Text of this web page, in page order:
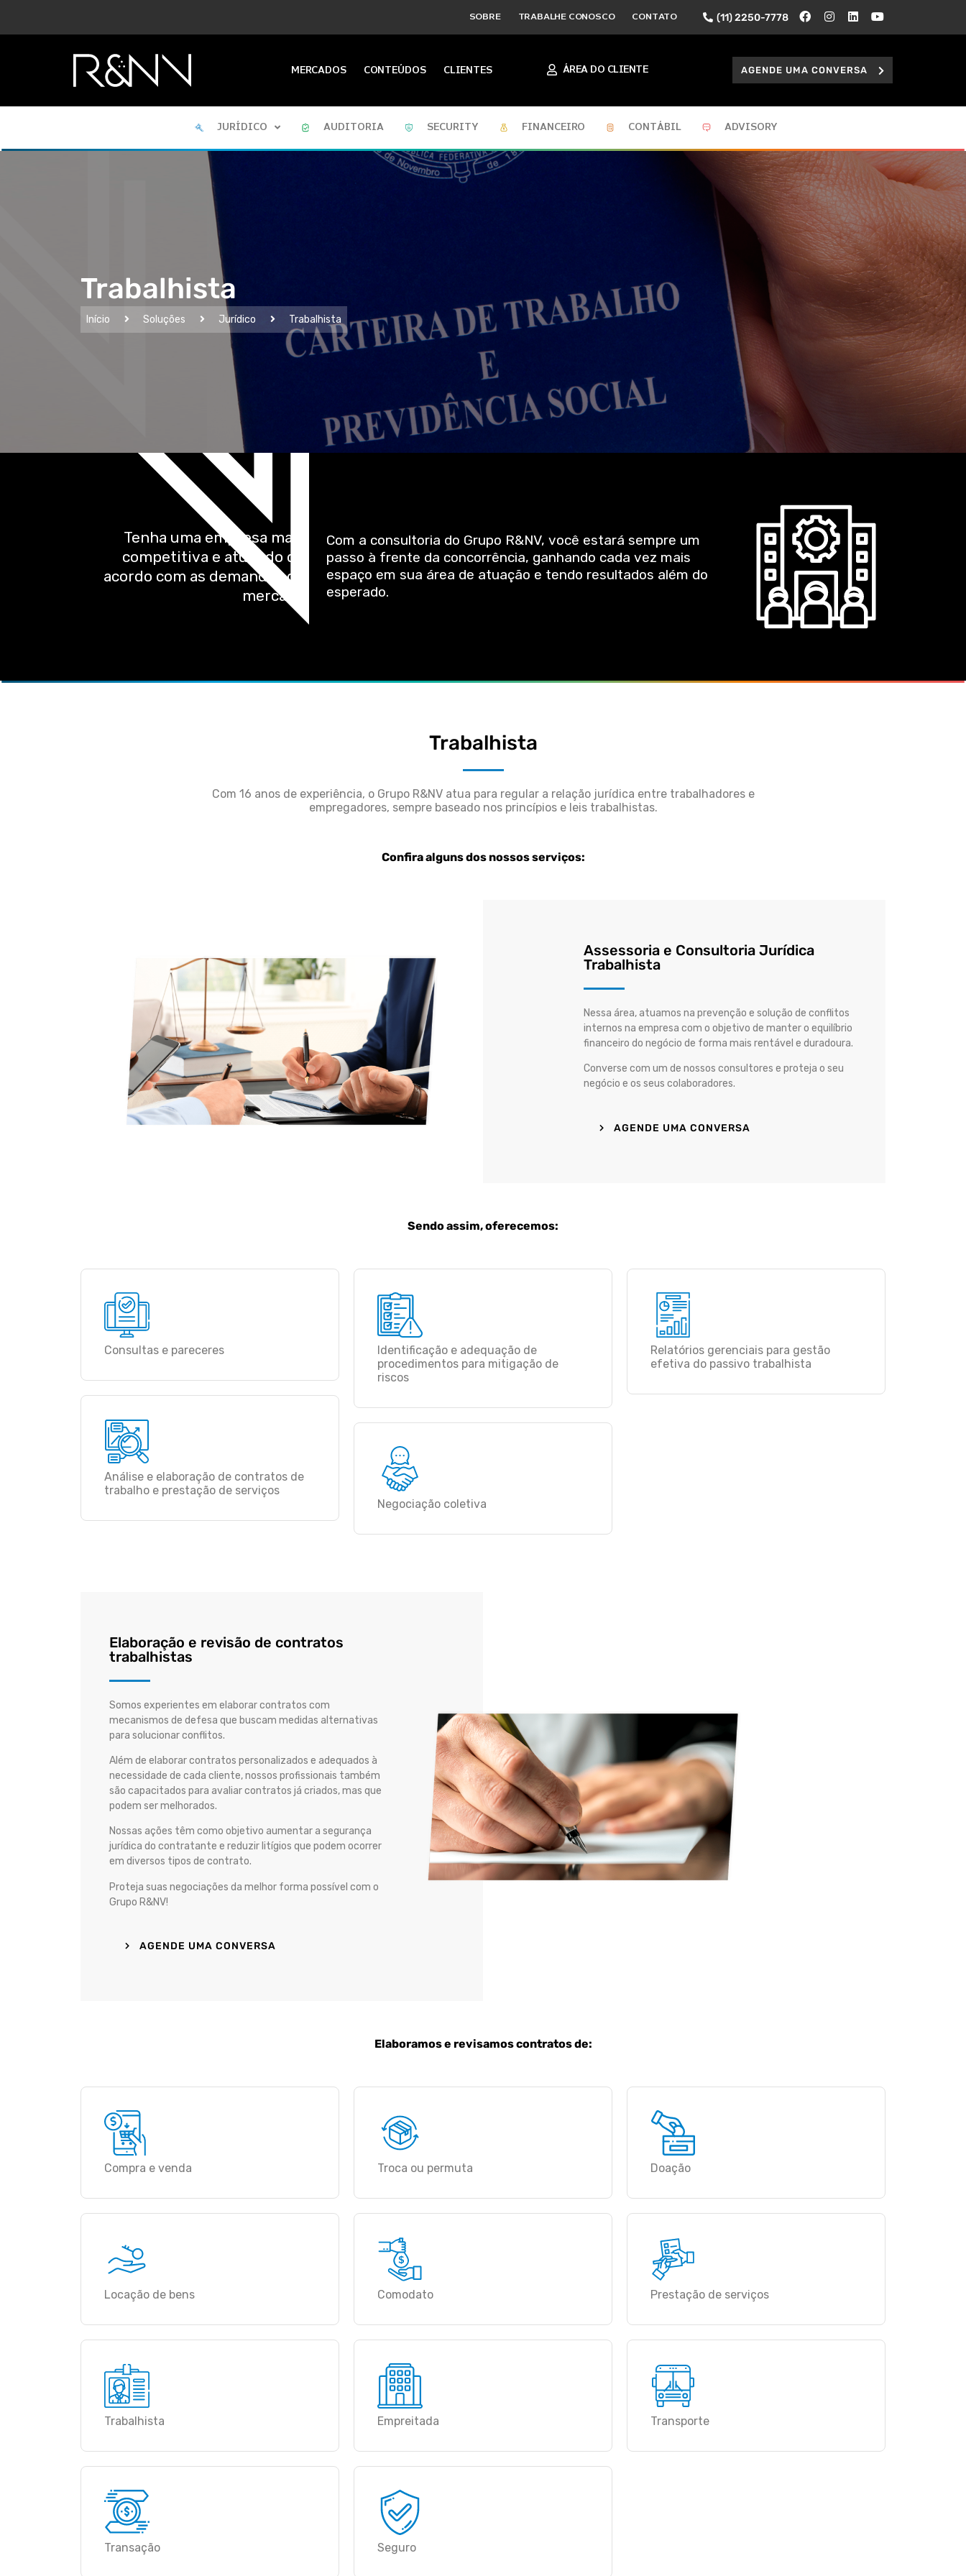
SOBRE TRABALHE CONOSCO CONTATO (11) 2250-7778
MERCADOS CONTEÚDOS CLIENTES ÁREA DO CLIENTE AGENDE UMA CONVERSA
JURÍDICO AUDITORIA SECURITY FINANCEIRO CONTÁBIL ADVISORY
Trabalhista
Início Soluções Jurídico Trabalhista
Tenha uma empresa mais
competitiva e atuando de
acordo com as demandas do
mercado
Com a consultoria do Grupo R&NV, você estará sempre um
passo à frente da concorrência, ganhando cada vez mais
espaço em sua área de atuação e tendo resultados além do
esperado.
Trabalhista
Com 16 anos de experiência, o Grupo R&NV atua para regular a relação jurídica entre trabalhadores e
empregadores, sempre baseado nos princípios e leis trabalhistas.
Confira alguns dos nossos serviços:
Assessoria e Consultoria Jurídica
Trabalhista
Nessa área, atuamos na prevenção e solução de conflitos
internos na empresa com o objetivo de manter o equilíbrio
financeiro do negócio de forma mais rentável e duradoura.
Converse com um de nossos consultores e proteja o seu
negócio e os seus colaboradores.
AGENDE UMA CONVERSA
Sendo assim, oferecemos:
Consultas e pareceres
Análise e elaboração de contratos de
trabalho e prestação de serviços
Identificação e adequação de
procedimentos para mitigação de
riscos
Negociação coletiva
Relatórios gerenciais para gestão
efetiva do passivo trabalhista
Elaboração e revisão de contratos
trabalhistas
Somos experientes em elaborar contratos com
mecanismos de defesa que buscam medidas alternativas
para solucionar conflitos.
Além de elaborar contratos personalizados e adequados à
necessidade de cada cliente, nossos profissionais também
são capacitados para avaliar contratos já criados, mas que
podem ser melhorados.
Nossas ações têm como objetivo aumentar a segurança
jurídica do contratante e reduzir litígios que podem ocorrer
em diversos tipos de contrato.
Proteja suas negociações da melhor forma possível com o
Grupo R&NV!
AGENDE UMA CONVERSA
Elaboramos e revisamos contratos de:
Compra e venda
Locação de bens
Trabalhista
Transação
Troca ou permuta
Comodato
Empreitada
Seguro
Doação
Prestação de serviços
Transporte